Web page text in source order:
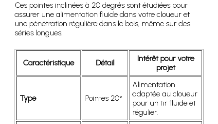
Ces pointes inclinées à 20 degrés sont étudiées pour
assurer une alimentation fluide dans votre cloueur et
une pénétration régulière dans le bois, même sur des
séries longues.
Caractéristique Détail
Intérêt pour votre
projet
Type Pointes 20°
Alimentation
adaptée au cloueur
pour un tir fluide et
régulier.